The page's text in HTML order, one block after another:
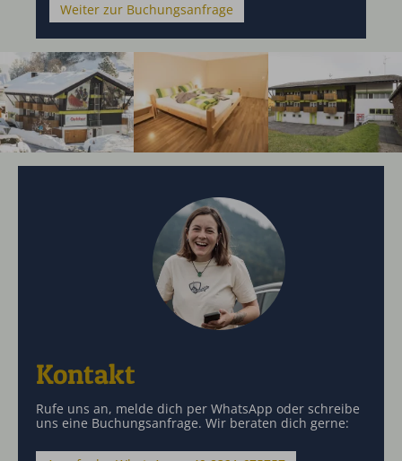
Weiter zur Buchungsanfrage
Kontakt
Rufe uns an, melde dich per WhatsApp oder schreibe
uns eine Buchungsanfrage. Wir beraten dich gerne: